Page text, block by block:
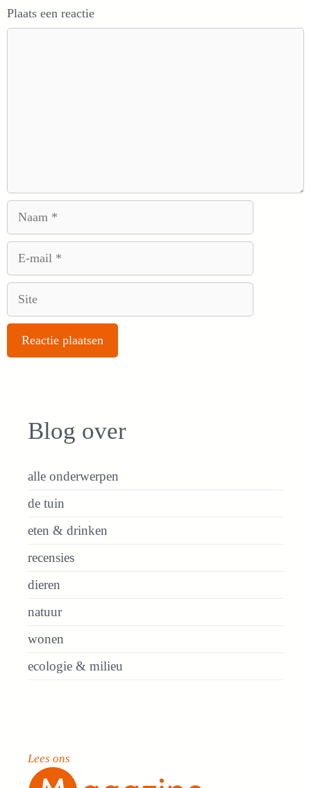
Plaats een reactie
Blog over
alle onderwerpen
de tuin
eten & drinken
recensies
dieren
natuur
wonen
ecologie & milieu
Lees ons